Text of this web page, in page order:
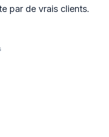
par de vrais clients.